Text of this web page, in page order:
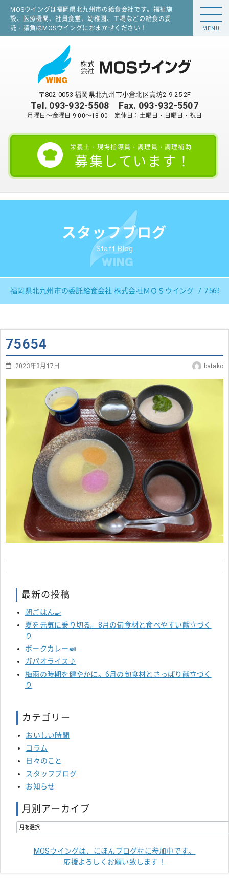
MOSウイングは福岡県北九州市の給食会社です。福祉施
設、医療機関、社員食堂、幼稚園、工場などの給食の委
託・請負はMOSウイングにおまかせください！
〒802-0053 福岡県北九州市小倉北区高坊2-9-25 2F
Tel. 093-932-5508 Fax. 093-932-5507
月曜日～金曜日 9:00～18:00 定休日：土曜日・日曜日・祝日
栄養士・現場指導員・調理員・調理補助
募集しています！
MENU
スタッフブログ
Staff Blog
福岡県北九州市の委託給食会社 株式会社ＭＯＳウイング 75654
75654
2023年3月17日 batako
最新の投稿
朝ごはん🍳
夏を元気に乗り切る。8月の旬食材と食べやすい献立づく
り
ポークカレー🍛
ガパオライス♪
梅雨の時期を健やかに。6月の旬食材とさっぱり献立づく
り
カテゴリー
おいしい時間
コラム
日々のこと
スタッフブログ
お知らせ
月別アーカイブ
MOSウイングは、にほんブログ村に参加中です。
応援よろしくお願い致します！